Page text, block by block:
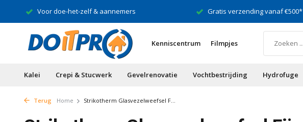
Voor doe-het-zelf & aannemers Gratis verzending vanaf €500*
Kenniscentrum Filmpjes
Kalei Crepi & Stucwerk Gevelrenovatie Vochtbestrijding Hydrofuge
Terug Home Strikotherm Glasvezelweefsel F...